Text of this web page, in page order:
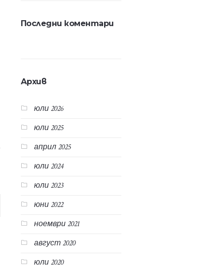
Последни коментари
Архив
юли 2026
юли 2025
април 2025
юли 2024
юли 2023
юни 2022
ноември 2021
август 2020
юли 2020